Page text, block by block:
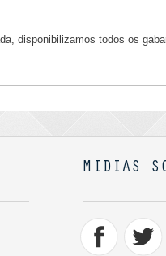
disponibilizamos todos os
MIDIAS